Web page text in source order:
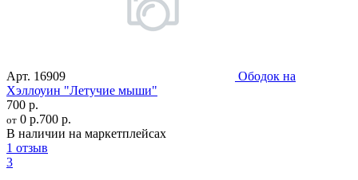
Арт. 16909
Ободок на
Хэллоуин "Летучие мыши"
700 р.
от 0 р.700 р.
В наличии на маркетплейсах
1 отзыв
3